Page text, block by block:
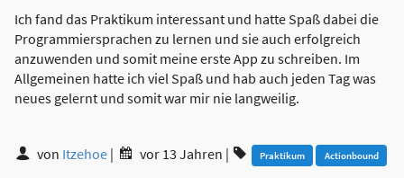
Ich fand das Praktikum interessant und hatte Spaß dabei die
Programmiersprachen zu lernen und sie auch erfolgreich
anzuwenden und somit meine erste App zu schreiben. Im
Allgemeinen hatte ich viel Spaß und hab auch jeden Tag was
neues gelernt und somit war mir nie langweilig.
von Itzehoe | vor 13 Jahren | Praktikum Actionbound